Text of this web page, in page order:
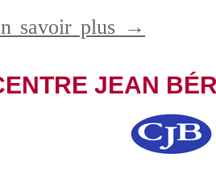
savoir plus →
JEAN